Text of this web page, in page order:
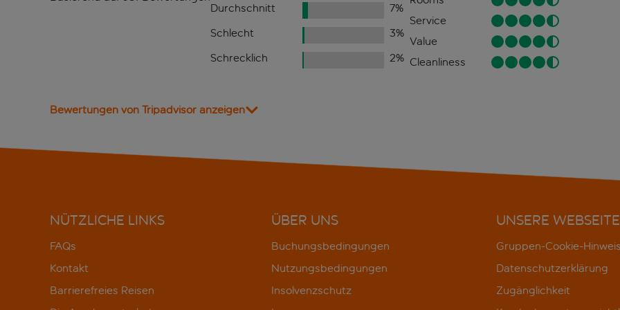
Durchschnitt
7%
Schlecht
3%
Schrecklich
2%
Service
Value
Cleanliness
Bewertungen von Tripadvisor anzeigen
NÜTZLICHE LINKS
FAQs
Kontakt
Barrierefreies Reisen
ÜBER UNS
Buchungsbedingungen
Nutzungsbedingungen
Insolvenzschutz
UNSERE WEBSEITE
Gruppen-Cookie-
Datenschutzerklärung
Zugänglichkeit